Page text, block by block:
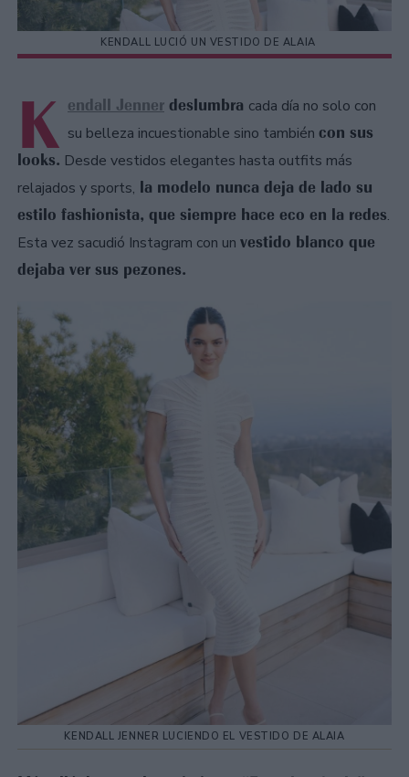
KENDALL LUCIÓ UN VESTIDO DE ALAIA
K endall Jenner deslumbra cada día no solo con
su belleza incuestionable sino también con sus
looks. Desde vestidos elegantes hasta outfits más
relajados y sports, la modelo nunca deja de lado su
estilo fashionista, que siempre hace eco en la redes.
Esta vez sacudió Instagram con un vestido blanco que
dejaba ver sus pezones.
KENDALL JENNER LUCIENDO EL VESTIDO DE ALAIA